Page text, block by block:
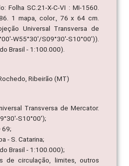
Folha SC.21-X-C-VI : MI-1560.
1 mapa, color., 76 x 64 cm.
Universal Transversa de
W55°30'/S09°30'-S10°00')).
Brasil - 1:100.000).
Ribeirão (MT)
Transversa de Mercator.
S10°00');
69;
- S. Catarina;
Brasil - 1:100.000);
de circulação, limites, outros